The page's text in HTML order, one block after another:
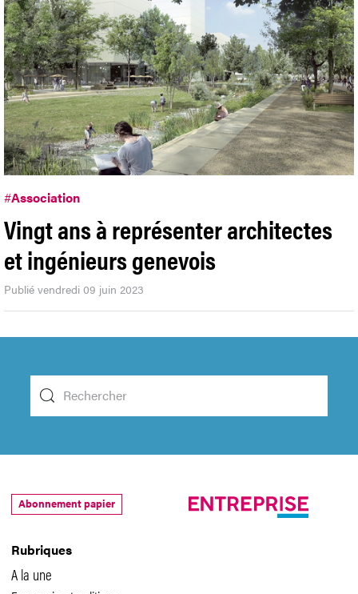
#Association
Vingt ans à représenter architectes
et ingénieurs genevois
Publié vendredi 09 juin 2023
Rubriques
A la une
Abonnement papier